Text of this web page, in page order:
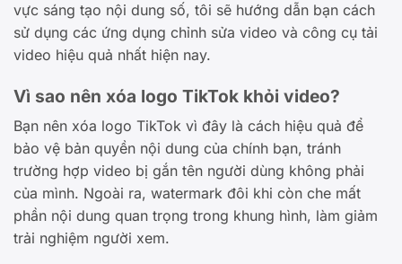
vực sáng tạo nội dung số, tôi sẽ hướng dẫn bạn cách
sử dụng các ứng dụng chỉnh sửa video và công cụ tải
video hiệu quả nhất hiện nay.
Vì sao nên xóa logo TikTok khỏi video?
Bạn nên xóa logo TikTok vì đây là cách hiệu quả để
bảo vệ bản quyền nội dung của chính bạn, tránh
trường hợp video bị gắn tên người dùng không phải
của mình. Ngoài ra, watermark đôi khi còn che mất
phần nội dung quan trọng trong khung hình, làm giảm
trải nghiệm người xem.